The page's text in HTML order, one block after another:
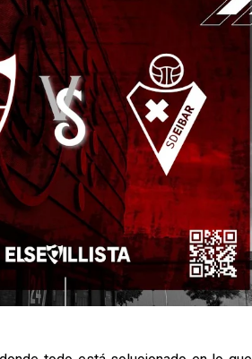
con el Sevilla FC por Alberto
despidos y rechaza una
por el club
por Robbie Ure: la opción 'A'
García Plaza por la mala
Consejo